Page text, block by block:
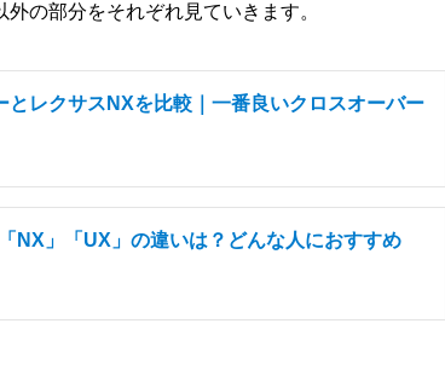
の部分をそれぞれ見ていきます。
とレクサスNXを比較｜一番良いクロスオーバー
NX」「UX」の違いは？どんな人におすすめ